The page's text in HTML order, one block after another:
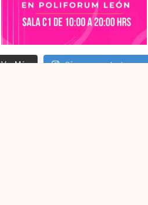
Ver Más Síguenos en Instagram